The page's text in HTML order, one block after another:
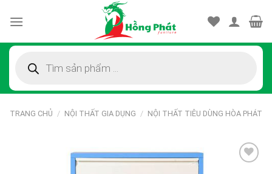
kiếm
TRANG CHỦ / NỘI THẤT GIA DỤNG / NỘI THẤT TIÊU DÙNG HÒA PHÁT
Thêm